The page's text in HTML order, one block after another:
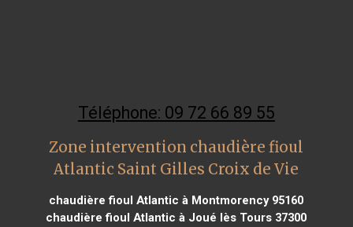
Téléphone: 09 72 66 89 55
Zone intervention chaudière fioul
Atlantic Saint Gilles Croix de Vie
chaudière fioul Atlantic à Montmorency 95160
chaudière fioul Atlantic à Joué lès Tours 37300